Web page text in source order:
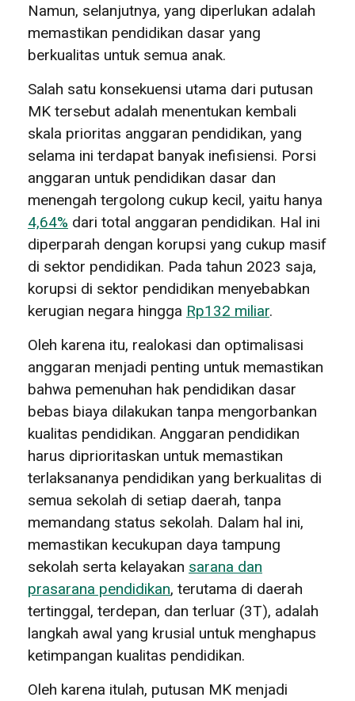
Namun, selanjutnya, yang diperlukan adalah
memastikan pendidikan dasar yang
berkualitas untuk semua anak.
Salah satu konsekuensi utama dari putusan
MK tersebut adalah menentukan kembali
skala prioritas anggaran pendidikan, yang
selama ini terdapat banyak inefisiensi. Porsi
anggaran untuk pendidikan dasar dan
menengah tergolong cukup kecil, yaitu hanya
4,64% dari total anggaran pendidikan. Hal ini
diperparah dengan korupsi yang cukup masif
di sektor pendidikan. Pada tahun 2023 saja,
korupsi di sektor pendidikan menyebabkan
kerugian negara hingga Rp132 miliar.
Oleh karena itu, realokasi dan optimalisasi
anggaran menjadi penting untuk memastikan
bahwa pemenuhan hak pendidikan dasar
bebas biaya dilakukan tanpa mengorbankan
kualitas pendidikan. Anggaran pendidikan
harus diprioritaskan untuk memastikan
terlaksananya pendidikan yang berkualitas di
semua sekolah di setiap daerah, tanpa
memandang status sekolah. Dalam hal ini,
memastikan kecukupan daya tampung
sekolah serta kelayakan sarana dan
prasarana pendidikan, terutama di daerah
tertinggal, terdepan, dan terluar (3T), adalah
langkah awal yang krusial untuk menghapus
ketimpangan kualitas pendidikan.
Oleh karena itulah, putusan MK menjadi